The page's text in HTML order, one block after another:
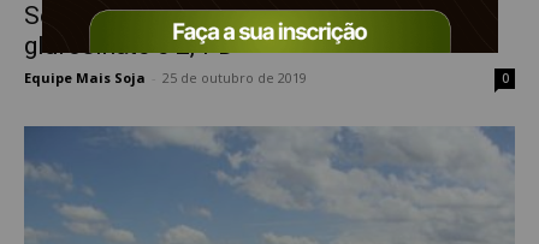
Soja tolerante aos herbicidas glyphosate,
glufosinate e 2,4-D
Equipe Mais Soja 25 de outubro de 2019 0